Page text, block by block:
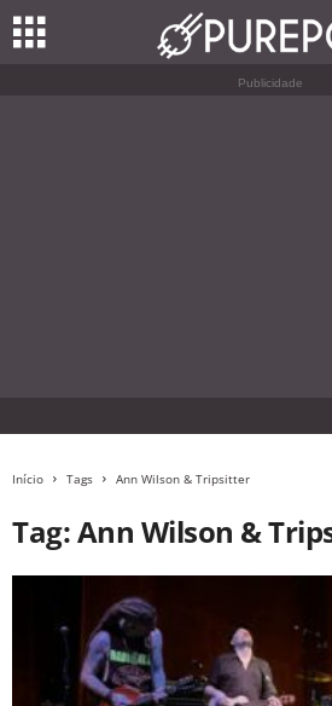
Publicidade
Início Tags Ann Wilson & Tripsitter
Tag: Ann Wilson &